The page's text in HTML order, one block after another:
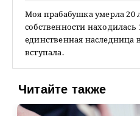
Моя прабабушка умерла 20
собственности
единственная наследница
вступала.
Читайте также